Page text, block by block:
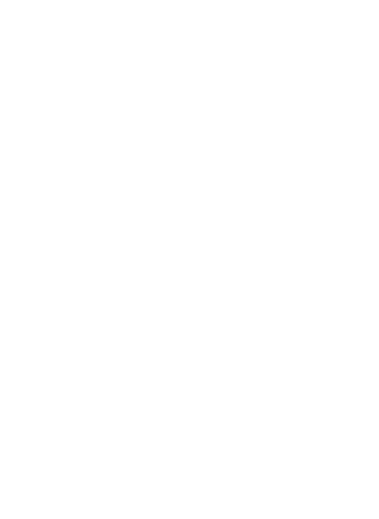
die Neubewertung von 36
erhalten vom Finanzamt eine
Kommunen und
auf alten
in den alten Bundesländern beruhte.
der Gleichbehandlung dar.